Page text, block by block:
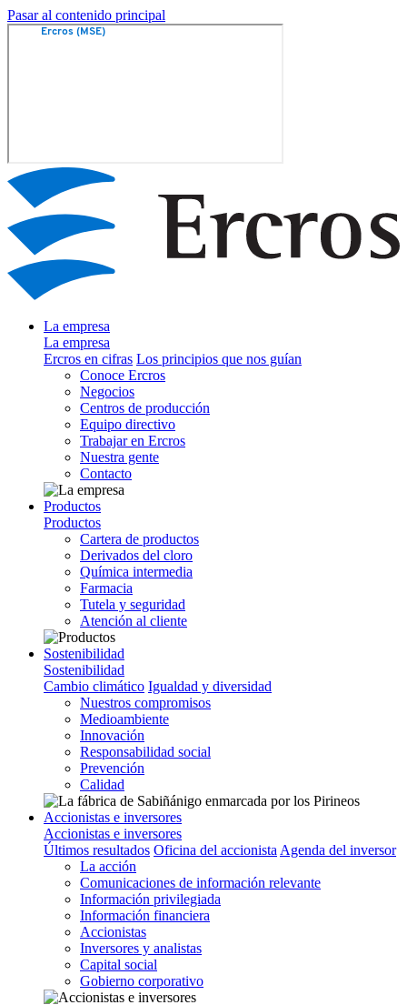
Pasar al contenido principal
La empresa
La empresa
Ercros en cifras Los principios que nos guían
Conoce Ercros
Negocios
Centros de producción
Equipo directivo
Trabajar en Ercros
Nuestra gente
Contacto
Productos
Productos
Cartera de productos
Derivados del cloro
Química intermedia
Farmacia
Tutela y seguridad
Atención al cliente
Sostenibilidad
Sostenibilidad
Cambio climático Igualdad y diversidad
Nuestros compromisos
Medioambiente
Innovación
Responsabilidad social
Prevención
Calidad
Accionistas e inversores
Accionistas e inversores
Últimos resultados Oficina del accionista Agenda del inversor
La acción
Comunicaciones de información relevante
Información privilegiada
Información financiera
Accionistas
Inversores y analistas
Capital social
Gobierno corporativo